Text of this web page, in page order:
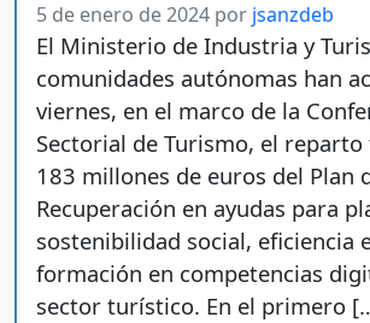
5 de enero de 2024 por jsanzdeb
El Ministerio de Industria y
comunidades autónomas han
viernes, en el marco de la
Sectorial de Turismo, el
183 millones de euros del Plan
Recuperación en ayudas para
sostenibilidad social, eficiencia
formación en competencias
sector turístico. En el primero